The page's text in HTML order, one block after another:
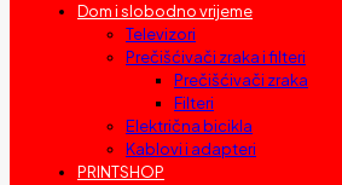
Dom i slobodno vrijeme
Televizori
Prečišćivači zraka i filteri
Prečišćivači zraka
Filteri
Električna bicikla
Kablovi i adapteri
PRINTSHOP